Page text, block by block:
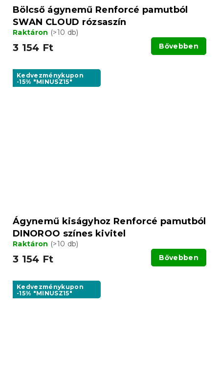
Bölcső ágynemű Renforcé pamutból
SWAN CLOUD rózsaszín
Raktáron (>10 db)
3 154 Ft Bővebben
Kedvezménykupon
-15% "MINUSZ15"
Ágynemű kiságyhoz Renforcé pamutból
DINOROO színes kivitel
Raktáron (>10 db)
3 154 Ft Bővebben
Kedvezménykupon
-15% "MINUSZ15"